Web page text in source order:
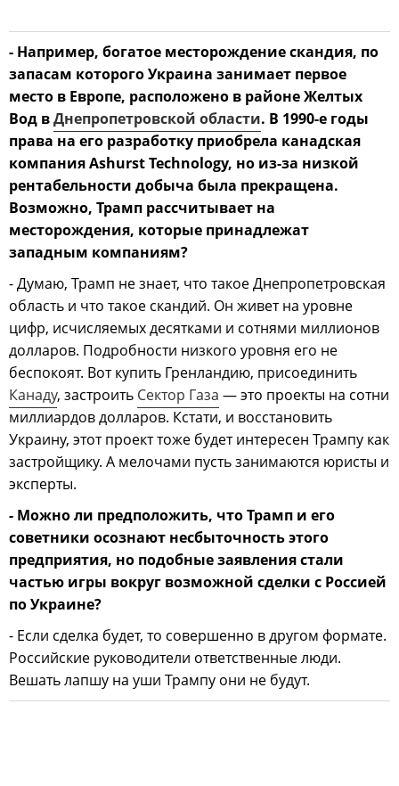
- Например, богатое месторождение скандия, по
запасам которого Украина занимает первое
место в Европе, расположено в районе Желтых
Вод вДнепропетровской области. В 1990-е годы
права на его разработку приобрела канадская
компания Ashurst Technology, но из-за низкой
рентабельности добыча была прекращена.
Возможно, Трамп рассчитывает на
месторождения, которые принадлежат
западным компаниям?
- Думаю, Трамп не знает, что такое Днепропетровская
область и что такое скандий. Он живет на уровне
цифр, исчисляемых десятками и сотнями миллионов
долларов. Подробности низкого уровня его не
беспокоят. Вот купить Гренландию, присоединить
Канаду, застроить Сектор Газа — это проекты на сотни
миллиардов долларов. Кстати, и восстановить
Украину, этот проект тоже будет интересен Трампу как
застройщику. А мелочами пусть занимаются юристы и
эксперты.
- Можно ли предположить, что Трамп и его
советники осознают несбыточность этого
предприятия, но подобные заявления стали
частью игры вокруг возможной сделки с Россией
по Украине?
- Если сделка будет, то совершенно в другом формате.
Российские руководители ответственные люди.
Вешать лапшу на уши Трампу они не будут.